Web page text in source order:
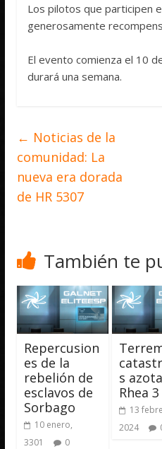
Los pilotos que participen
generosamente
El evento comienza el 10
durará una semana.
← Noticias de la
comunidad: La
nueva era dorada
de HR 5307
También te
Repercusion
es de la
rebelión de
esclavos de
Sorbago
10 enero,
3301
0
s
Rhea 3
13
2024